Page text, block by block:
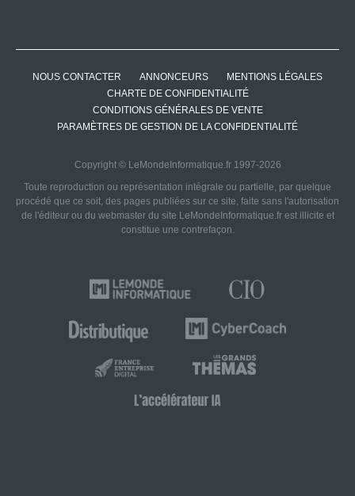
NOUS CONTACTER ANNONCEURS
MENTIONS LÉGALES
CHARTE DE CONFIDENTIALITÉ
CONDITIONS GÉNÉRALES DE VENTE
PARAMÈTRES DE GESTION DE LA CONFIDENTIALITÉ
Copyright © LeMondeInformatique.fr 1997-2026
Toute reproduction ou représentation intégrale ou partielle, par quelque
procédé que ce soit, des pages publiées sur ce site, faite sans l'autorisation
de l'éditeur ou du webmaster du site LeMondeInformatique.fr est illicite et
constitue une contrefaçon.